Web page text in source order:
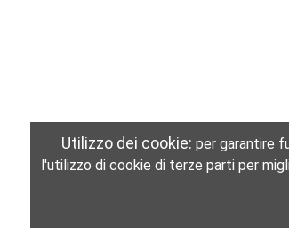
Utilizzo dei cookie: per garantire
l'utilizzo di cookie di terze parti per